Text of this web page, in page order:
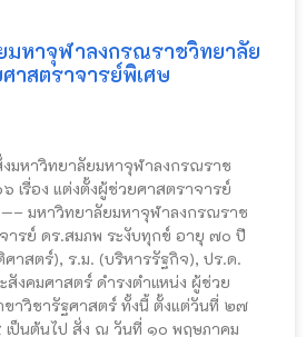
มหาจุฬาลงกรณราชวิทยาลัย
ศาสตราจารย์พิเศษ
มหาวิทยาลัยมหาจุฬาลงกรณราช
รื่อง แต่งตั้งผู้ช่วยศาสตราจารย์
มหาวิทยาลัยมหาจุฬาลงกรณราช
ารย์ ดร.สมภพ ระงับทุกข์ อายุ ๗๐ ปี
าสตร์), ร.ม. (บริหารรัฐกิจ), ปร.ด.
งคมศาสตร์ ดำรงตำแหน่ง ผู้ช่วย
ขาวิชารัฐศาสตร์ ทั้งนี้ ตั้งแต่วันที่ ๒๗
ป็นต้นไป สั่ง ณ วันที่ ๑๐ พฤษภาคม